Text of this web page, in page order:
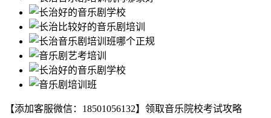
【添加客服微信： 18501056132】领取音乐院校考试攻略